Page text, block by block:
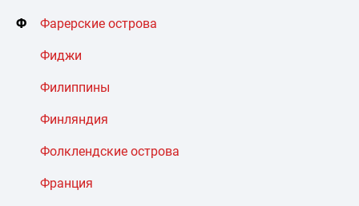
Ф Фарерские острова
Фиджи
Филиппины
Финляндия
Фолклендские острова
Франция